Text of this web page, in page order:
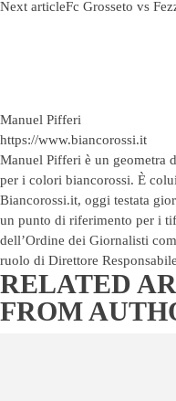
Next articleFc Grosseto vs
Manuel Pifferi
https://www.biancorossi.it
Manuel Pifferi è un geometra
per i colori biancorossi. È
Biancorossi.it, oggi testata
un punto di riferimento per i
dell’Ordine dei Giornalisti
ruolo di Direttore
RELATED
FROM